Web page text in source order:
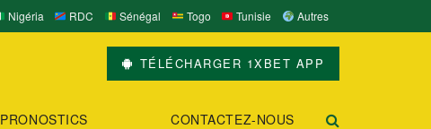
Nigéria RDC Sénégal Togo Tunisie Autres
TÉLÉCHARGER 1XBET APP
PRONOSTICS CONTACTEZ-NOUS